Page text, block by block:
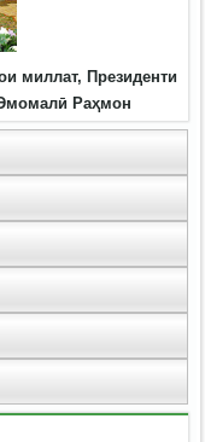
миллат, Президенти
Раҳмон